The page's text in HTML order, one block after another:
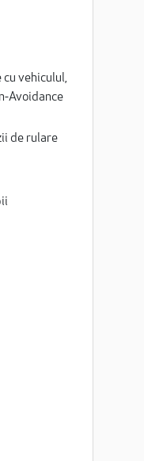
vehiculul,
Avoidance
de rulare